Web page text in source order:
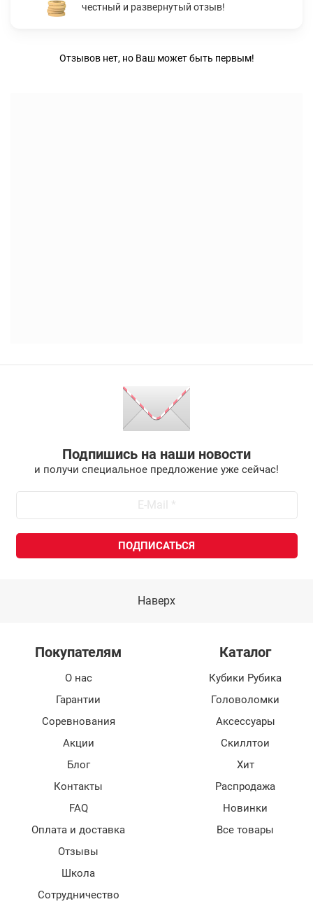
честный и развернутый отзыв!
Отзывов нет, но Ваш может быть первым!
Подпишись на наши новости
и получи специальное предложение уже сейчас!
Наверх
Покупателям
О нас
Гарантии
Соревнования
Акции
Блог
Контакты
FAQ
Оплата и доставка
Отзывы
Школа
Сотрудничество
Каталог
Кубики Рубика
Головоломки
Аксессуары
Скиллтои
Хит
Распродажа
Новинки
Все товары